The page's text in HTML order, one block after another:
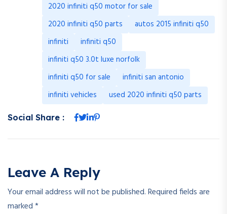
2020 infiniti q50 motor for sale
2020 infiniti q50 parts
autos 2015 infiniti q50
infiniti
infiniti q50
infiniti q50 3.0t luxe norfolk
infiniti q50 for sale
infiniti san antonio
infiniti vehicles
used 2020 infiniti q50 parts
Social Share :
Leave A Reply
Your email address will not be published.Required fields are
marked*